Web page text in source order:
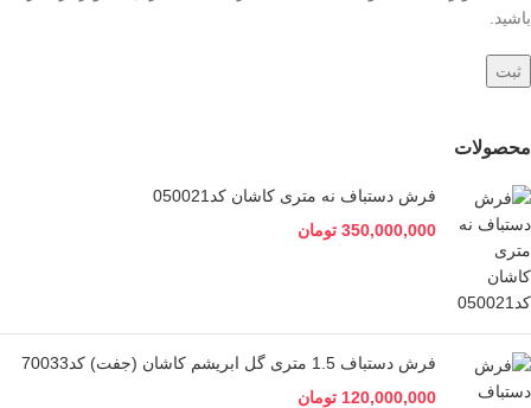
باشید.
محصولات
فرش دستباف نه متری کاشان کد050021
350,000,000 تومان
فرش دستباف 1.5 متری گل ابریشم کاشان (جفت) کد70033
120,000,000 تومان